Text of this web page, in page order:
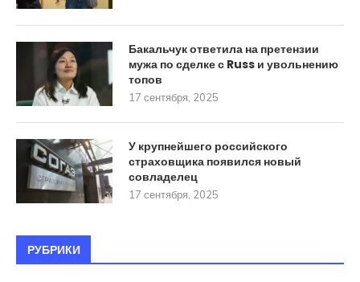
Бакальчук ответила на претензии
мужа по сделке с Russ и увольнению
топов
17 сентября, 2025
У крупнейшего российского
страховщика появился новый
совладелец
17 сентября, 2025
РУБРИКИ